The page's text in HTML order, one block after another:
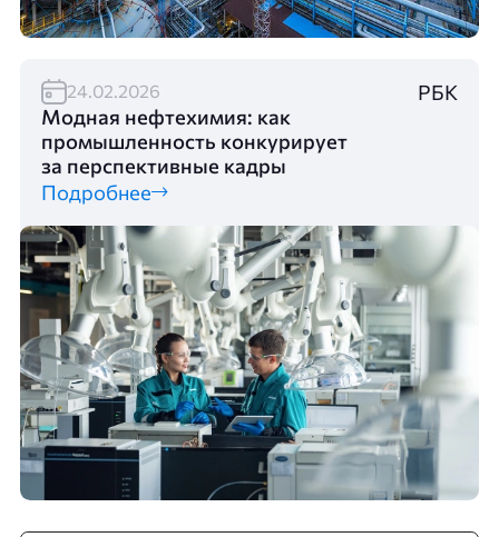
24.02.2026
РБК
Модная нефтехимия: как
промышленность конкурирует
за перспективные кадры
Подробнее